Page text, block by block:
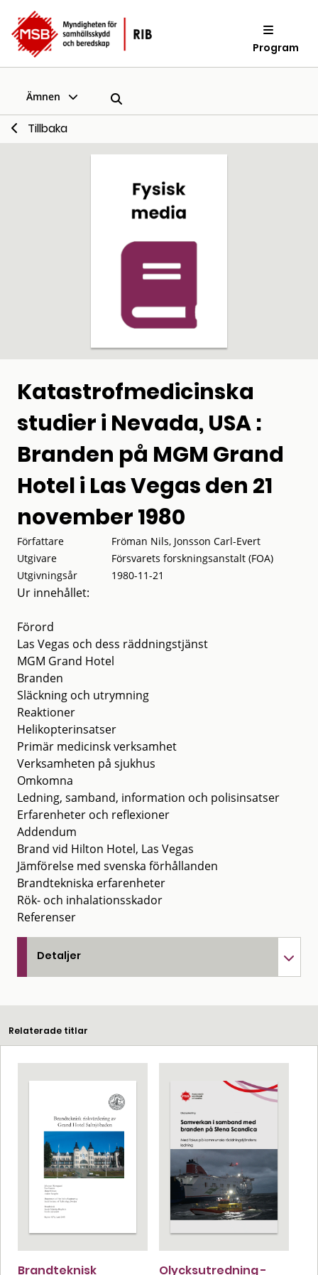
Program
Ämnen
Tillbaka
Katastrofmedicinska
studier i Nevada, USA :
Branden på MGM Grand
Hotel i Las Vegas den 21
november 1980
Författare
Fröman Nils, Jonsson Carl-Evert
Utgivare
Försvarets forskningsanstalt (FOA)
Utgivningsår
1980-11-21
Ur innehållet:
Förord
Las Vegas och dess räddningstjänst
MGM Grand Hotel
Branden
Släckning och utrymning
Reaktioner
Helikopterinsatser
Primär medicinsk verksamhet
Verksamheten på sjukhus
Omkomna
Ledning, samband, information och polisinsatser
Erfarenheter och reflexioner
Addendum
Brand vid Hilton Hotel, Las Vegas
Jämförelse med svenska förhållanden
Brandtekniska erfarenheter
Rök- och inhalationsskador
Referenser
Detaljer
Relaterade titlar
Brandteknisk Olycksutredning -